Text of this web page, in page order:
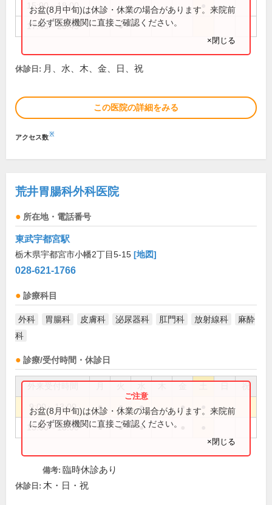
15:00～18:00
17:45～20:45 ●
お盆(8月中旬)は休診・休業の場合があります。来院前
に必ず医療機関に直接ご確認ください。
×閉じる
休診日: 月、水、木、金、日、祝
この医院の詳細をみる
アクセス数※
荒井胃腸科外科医院
所在地・電話番号
東武宇都宮駅
栃木県宇都宮市小幡2丁目5-15 [地図]
028-621-1766
診療科目
外科 胃腸科 皮膚科 泌尿器科 肛門科 放射線科
麻酔
科
診療/受付時間・休診日
祝
9:00～13:00 ● ● ● ●
15:00～18:00 ● ● ●
お盆(8月中旬)は休診・休業の場合があります。来院前
に必ず医療機関に直接ご確認ください。
×閉じる
備考: 臨時休診あり
休診日: 木・日・祝